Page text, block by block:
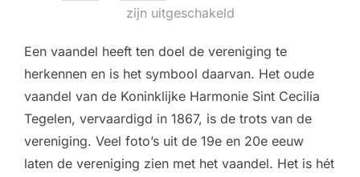
op
zijn uitgeschakeld
Een vaandel heeft ten doel de vereniging te
herkennen en is het symbool daarvan. Het oude
vaandel van de Koninklijke Harmonie Sint Cecilia
Tegelen, vervaardigd in 1867, is de trots van de
vereniging. Veel foto’s uit de 19e en 20e eeuw
laten de vereniging zien met het vaandel. Het is hét